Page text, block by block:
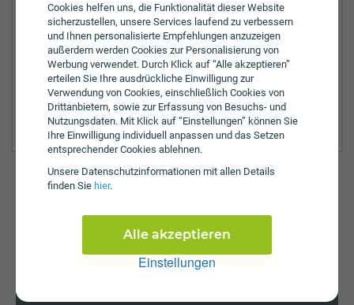
Cookies helfen uns, die Funktionalität dieser Website
sicherzustellen, unsere Services laufend zu verbessern
und Ihnen personalisierte Empfehlungen anzuzeigen
außerdem werden Cookies zur Personalisierung von
Werbung verwendet. Durch Klick auf “Alle akzeptieren”
erteilen Sie Ihre ausdrückliche Einwilligung zur
Verwendung von Cookies, einschließlich Cookies von
Drittanbietern, sowie zur Erfassung von Besuchs- und
Nutzungsdaten. Mit Klick auf “Einstellungen” können Sie
Ihre Einwilligung individuell anpassen und das Setzen
entsprechender Cookies ablehnen.
Unsere Daten­schutz­informationen mit allen Details
finden Sie hier.
Einstellungen
Alle akzeptieren
8:00 - 14:00 Uhr
8:00 - 14:00 Uhr
8:00 - 14:00 Uhr
Zulassungsbezirke:
Feldkirchen
Spittal an der Drau
Villach Land
Günstig versichern & anmelden
So einfach funktioniert's auf durchblicker.at:
Versicherungswechsel